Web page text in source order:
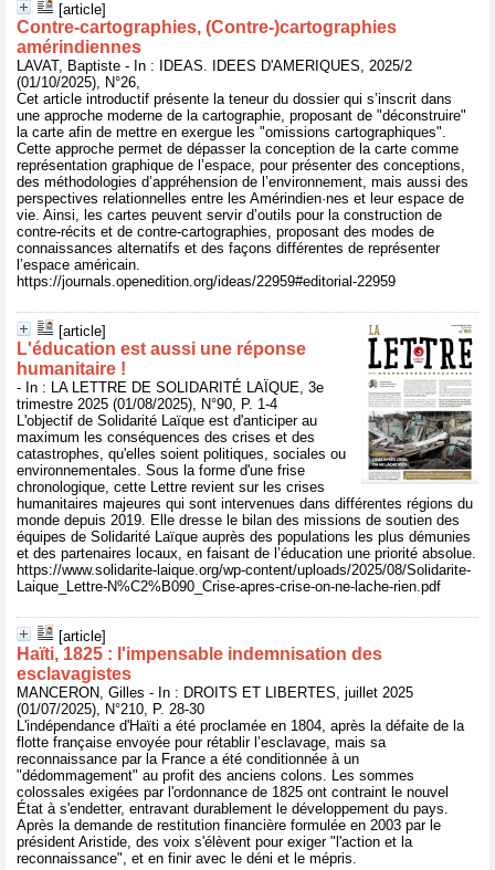
[article]
Contre-cartographies, (Contre-)cartographies
amérindiennes
LAVAT, Baptiste - In : IDEAS. IDEES D'AMERIQUES, 2025/2
(01/10/2025), N°26,
Cet article introductif présente la teneur du dossier qui s’inscrit dans
une approche moderne de la cartographie, proposant de "déconstruire"
la carte afin de mettre en exergue les "omissions cartographiques".
Cette approche permet de dépasser la conception de la carte comme
représentation graphique de l’espace, pour présenter des conceptions,
des méthodologies d’appréhension de l’environnement, mais aussi des
perspectives relationnelles entre les Amérindien·nes et leur espace de
vie. Ainsi, les cartes peuvent servir d’outils pour la construction de
contre-récits et de contre-cartographies, proposant des modes de
connaissances alternatifs et des façons différentes de représenter
l’espace américain.
https://journals.openedition.org/ideas/22959#editorial-22959
[article]
L'éducation est aussi une réponse
humanitaire !
- In : LA LETTRE DE SOLIDARITÉ LAÏQUE, 3e
trimestre 2025 (01/08/2025), N°90, P. 1-4
L'objectif de Solidarité Laïque est d'anticiper au
maximum les conséquences des crises et des
catastrophes, qu'elles soient politiques, sociales ou
environnementales. Sous la forme d'une frise
chronologique, cette Lettre revient sur les crises
humanitaires majeures qui sont intervenues dans différentes régions du
monde depuis 2019. Elle dresse le bilan des missions de soutien des
équipes de Solidarité Laïque auprès des populations les plus démunies
et des partenaires locaux, en faisant de l’éducation une priorité absolue.
https://www.solidarite-laique.org/wp-content/uploads/2025/08/Solidarite-
Laique_Lettre-N%C2%B090_Crise-apres-crise-on-ne-lache-rien.pdf
[article]
Haïti, 1825 : l'impensable indemnisation des
esclavagistes
MANCERON, Gilles - In : DROITS ET LIBERTES, juillet 2025
(01/07/2025), N°210, P. 28-30
L'indépendance d'Haïti a été proclamée en 1804, après la défaite de la
flotte française envoyée pour rétablir l’esclavage, mais sa
reconnaissance par la France a été conditionnée à un
"dédommagement" au profit des anciens colons. Les sommes
colossales exigées par l'ordonnance de 1825 ont contraint le nouvel
État à s'endetter, entravant durablement le développement du pays.
Après la demande de restitution financière formulée en 2003 par le
président Aristide, des voix s'élèvent pour exiger "l'action et la
reconnaissance", et en finir avec le déni et le mépris.